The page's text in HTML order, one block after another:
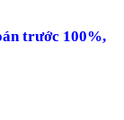
trước 100%,